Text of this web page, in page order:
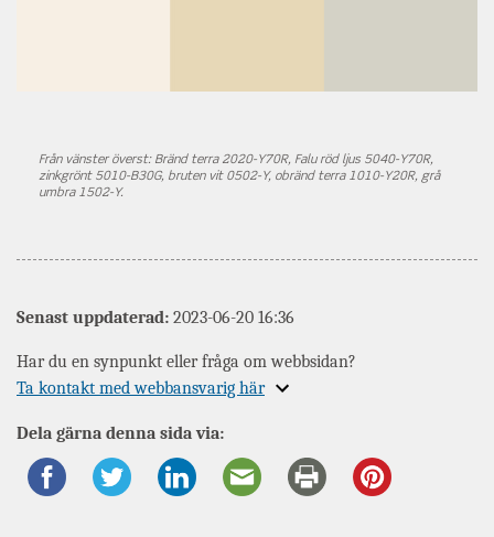
Från vänster överst: Bränd terra 2020-Y70R, Falu röd ljus 5040-Y70R,
zinkgrönt 5010-B30G, bruten vit 0502-Y, obränd terra 1010-Y20R, grå
umbra 1502-Y.
Senast uppdaterad: 2023-06-20 16:36
Har du en synpunkt eller fråga om webbsidan?
Expandera
om
Ta kontakt med webbansvarig här
Dela gärna denna sida via: